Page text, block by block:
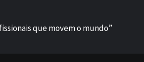
que movem o mundo”